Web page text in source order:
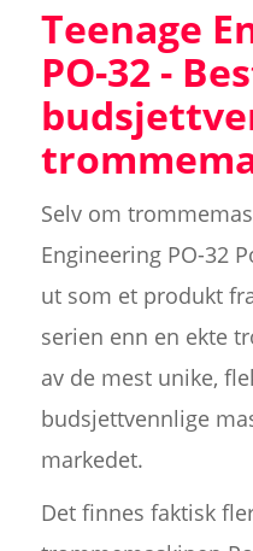
Teenage
PO-32 -
Selv om
Engineering PO-32
ut som et produkt
serien enn en ekte
av de mest unike,
budsjettvennlige
markedet.
Det finnes faktisk